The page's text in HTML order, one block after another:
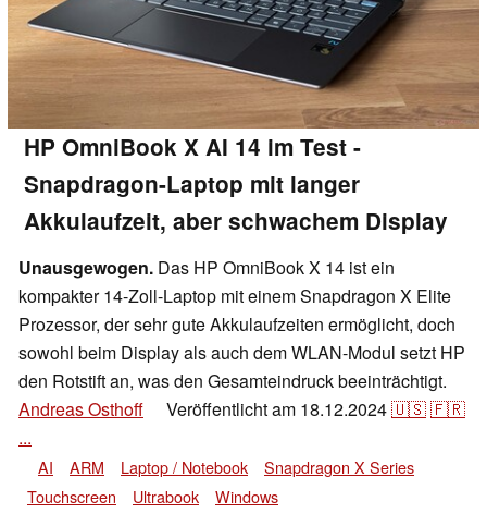
HP OmniBook X AI 14 im Test -
Snapdragon-Laptop mit langer
Akkulaufzeit, aber schwachem Display
Unausgewogen. Das HP OmniBook X 14 ist ein
kompakter 14-Zoll-Laptop mit einem Snapdragon X Elite
Prozessor, der sehr gute Akkulaufzeiten ermöglicht, doch
sowohl beim Display als auch dem WLAN-Modul setzt HP
den Rotstift an, was den Gesamteindruck beeinträchtigt.
Andreas Osthoff
Veröffentlicht am 18.12.2024🇺🇸🇫🇷
...
AI ARM Laptop / Notebook
Snapdragon X Series
Touchscreen
Ultrabook Windows